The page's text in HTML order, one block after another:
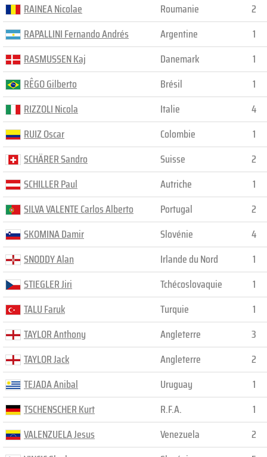
RAINEA Nicolae
RAPALLINI Fernando Andrés
RASMUSSEN Kaj
RÊGO Gilberto
RIZZOLI Nicola
RUIZ Oscar
SCHÄRER Sandro
SCHILLER Paul
SILVA VALENTE Carlos Alberto
SKOMINA Damir
SNODDY Alan
STIEGLER Jiri
TALU Faruk
TAYLOR Anthony
TAYLOR Jack
TEJADA Anibal
TSCHENSCHER Kurt
VALENZUELA Jesus
Roumanie
2
Argentine
1
Danemark
1
Brésil
1
Italie
4
Colombie
1
Suisse
2
Autriche
1
Portugal
2
Slovénie
4
Irlande du Nord
1
Tchécoslovaquie
1
Turquie
1
Angleterre
3
Angleterre
2
Uruguay
1
R.F.A.
1
Venezuela
2